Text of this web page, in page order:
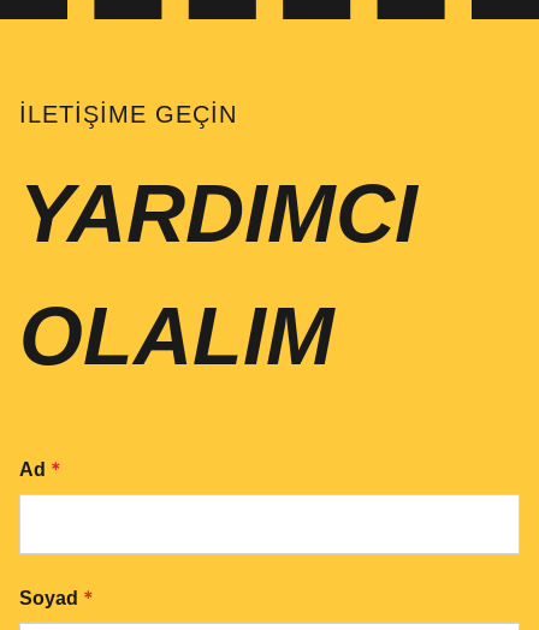
İLETIŞIME GEÇIN
YARDIMCI
OLALIM
Ad *
Soyad *